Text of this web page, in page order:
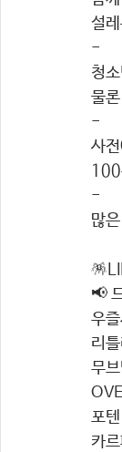
설
-
청
물
-
사
100
-
많
📢
우
리
무
포텐
카